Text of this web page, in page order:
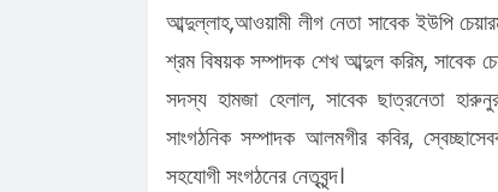
আব্দুল্লাহ,আওয়ামী লীগ নেতা সাবেক ইউপি
শ্রম বিষয়ক সম্পাদক শেখ আব্দুল করিম, সাবেক
সদস্য হামজা হেলাল, সাবেক ছাত্রনেতা
সাংগঠনিক সম্পাদক আলমগীর কবির,
সহযোগী সংগঠনের নেতৃবৃন্দ।